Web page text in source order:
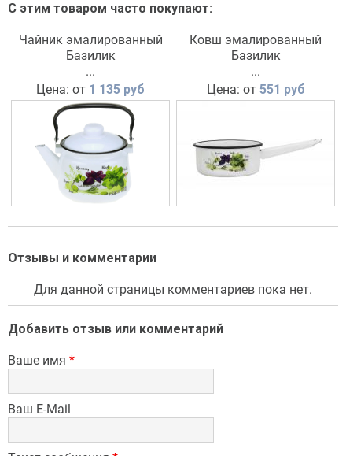
С этим товаром часто покупают:
Чайник эмалированный
Базилик
...
Цена: от 1 135 руб
Ковш эмалированный
Базилик
...
Цена: от 551 руб
Отзывы и комментарии
Для данной страницы комментариев пока нет.
Добавить отзыв или комментарий
Ваше имя *
Ваш E-Mail